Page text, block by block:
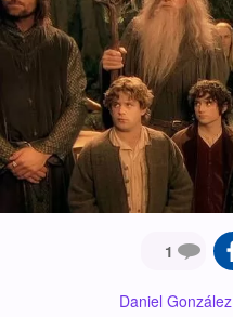
1
Daniel González